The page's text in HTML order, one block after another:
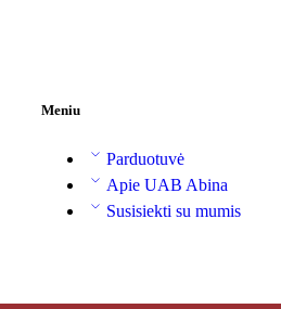
Meniu
Parduotuvė
Apie UAB Abina
Susisiekti su mumis